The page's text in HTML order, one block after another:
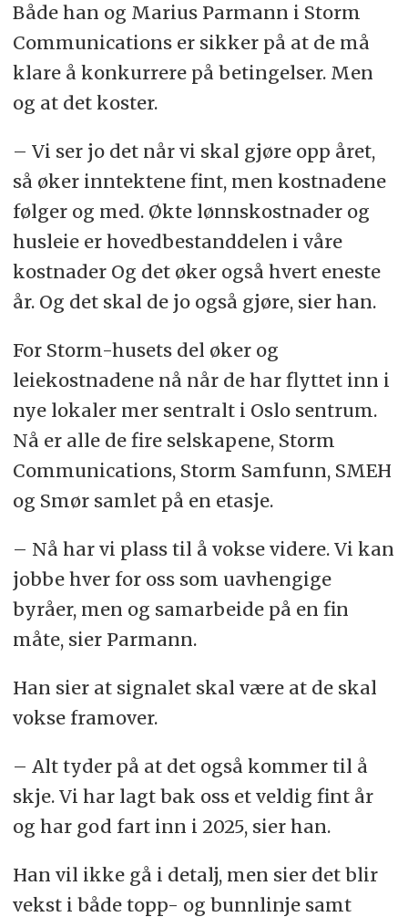
Både han og Marius Parmann i Storm
Communications er sikker på at de må
klare å konkurrere på betingelser. Men
og at det koster.
– Vi ser jo det når vi skal gjøre opp året,
så øker inntektene fint, men kostnadene
følger og med. Økte lønnskostnader og
husleie er hovedbestanddelen i våre
kostnader Og det øker også hvert eneste
år. Og det skal de jo også gjøre, sier han.
For Storm-husets del øker og
leiekostnadene nå når de har flyttet inn i
nye lokaler mer sentralt i Oslo sentrum.
Nå er alle de fire selskapene, Storm
Communications, Storm Samfunn, SMEH
og Smør samlet på en etasje.
– Nå har vi plass til å vokse videre. Vi kan
jobbe hver for oss som uavhengige
byråer, men og samarbeide på en fin
måte, sier Parmann.
Han sier at signalet skal være at de skal
vokse framover.
– Alt tyder på at det også kommer til å
skje. Vi har lagt bak oss et veldig fint år
og har god fart inn i 2025, sier han.
Han vil ikke gå i detalj, men sier det blir
vekst i både topp- og bunnlinje samt